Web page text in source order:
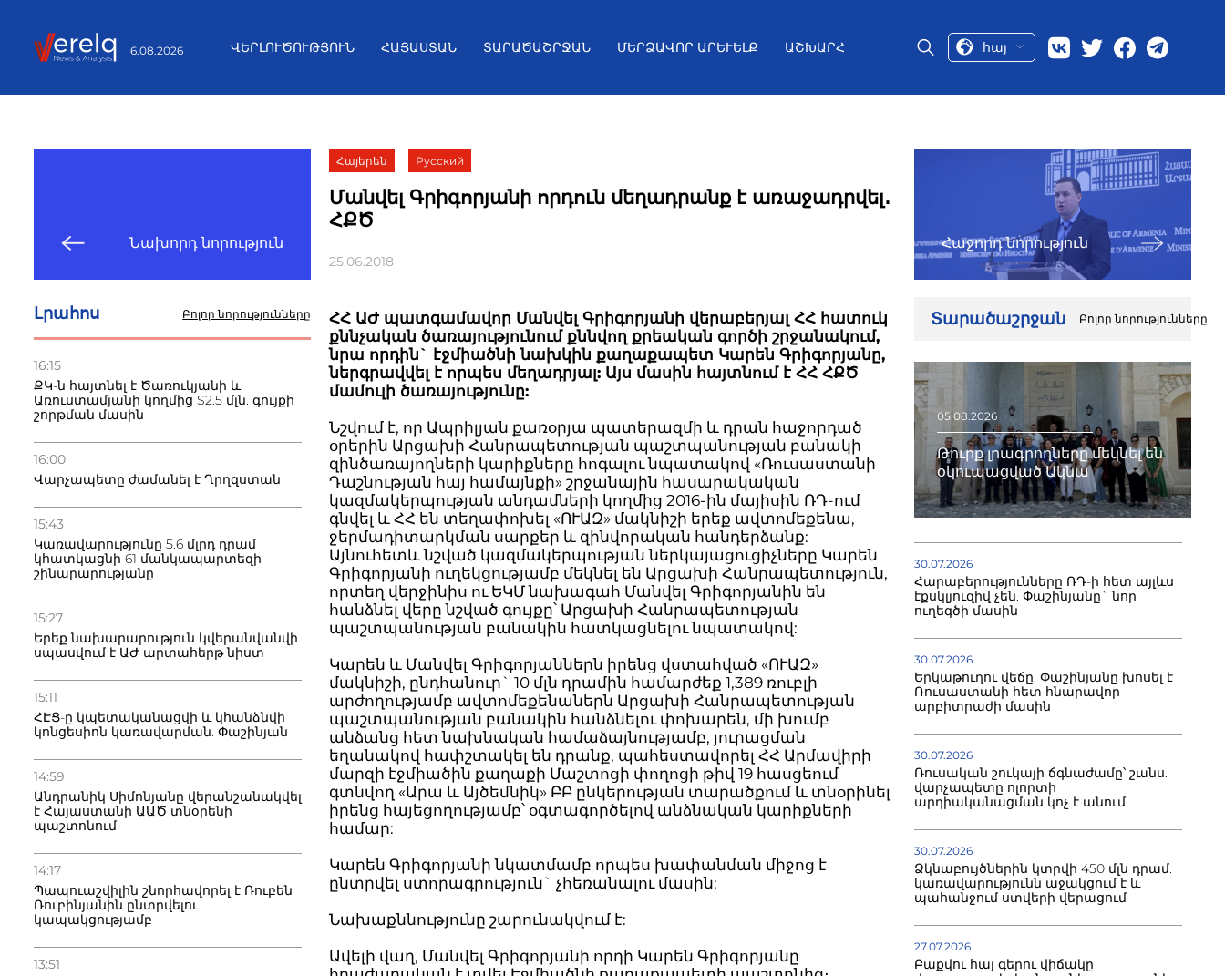
6.08.2026 ՎԵՐԼՈՒԾՈՒԹՅՈՒՆ ՀԱՅԱՍՏԱՆ ՏԱՐԱԾԱՇՐՋԱՆ ՄԵՐՁԱՎՈՐ ԱՐԵՒԵԼՔ ԱՇԽԱՐՀ հայ
Նախորդ նորություն
Լրահոս Բոլոր նորությունները
16:15
ՔԿ-ն հայտնել է Ծառուկյանի և
Առուստամյանի կողմից $2.5 մլն. գույքի
շորթման մասին
16:00
Վարչապետը ժամանել է Ղրղզստան
15:43
Կառավարությունը 5.6 մլրդ դրամ
կհատկացնի 61 մանկապարտեզի
շինարարությանը
15:27
Երեք նախարարություն կվերանվանվի.
սպասվում է ԱԺ արտահերթ նիստ
15:11
ՀԷՑ-ը կպետականացվի և կհանձնվի
կոնցեսիոն կառավարման. Փաշինյան
14:59
Անդրանիկ Սիմոնյանը վերանշանակվել
է Հայաստանի ԱԱԾ տնօրենի
պաշտոնում
14:17
Պապուաշվիլին շնորհավորել է Ռուբեն
Ռուբինյանին ընտրվելու
կապակցությամբ
13:51
Հայերեն Русский
Մանվել Գրիգորյանի որդուն մեղադրանք է առաջադրվել․
ՀՔԾ
25.06.2018
ՀՀ ԱԺ պատգամավոր Մանվել Գրիգորյանի վերաբերյալ ՀՀ հատուկ
քննչական ծառայությունում քննվող քրեական գործի շրջանակում,
նրա որդին` էջմիածնի նախկին քաղաքապետ Կարեն Գրիգորյանը,
ներգրավվել է որպես մեղադրյալ: Այս մասին հայտնում է ՀՀ ՀՔԾ
մամուլի ծառայությունը:
Նշվում է, որ Ապրիլյան քառօրյա պատերազմի և դրան հաջորդած
օրերին Արցախի Հանրապետության պաշտպանության բանակի
զինծառայողների կարիքները հոգալու նպատակով «Ռուսաստանի
Դաշնության հայ համայնքի» շրջանային հասարակական
կազմակերպության անդամների կողմից 2016-ին մայիսին ՌԴ-ում
գնվել և ՀՀ են տեղափոխել «ՈՒԱԶ» մակնիշի երեք ավտոմեքենա,
ջերմադիտարկման սարքեր և զինվորական հանդերձանք:
Այնուհետև նշված կազմակերպության ներկայացուցիչները Կարեն
Գրիգորյանի ուղեկցությամբ մեկնել են Արցախի Հանրապետություն,
որտեղ վերջինիս ու ԵԿՄ նախագահ Մանվել Գրիգորյանին են
հանձնել վերը նշված գույքը՝ Արցախի Հանրապետության
պաշտպանության բանակին հատկացնելու նպատակով:
Կարեն և Մանվել Գրիգորյաններն իրենց վստահված «ՈՒԱԶ»
մակնիշի, ընդհանուր` 10 մլն դրամին համարժեք 1,389 ռուբլի
արժողությամբ ավտոմեքենաներն Արցախի Հանրապետության
պաշտպանության բանակին հանձնելու փոխարեն, մի խումբ
անձանց հետ նախնական համաձայնությամբ, յուրացման
եղանակով հափշտակել են դրանք, պահեստավորել ՀՀ Արմավիրի
մարզի էջմիածին քաղաքի Մաշտոցի փողոցի թիվ 19 հասցեում
գտնվող «Արա և Այծեմնիկ» ԲԲ ընկերության տարածքում և տնօրինել
իրենց հայեցողությամբ՝ օգտագործելով անձնական կարիքների
համար:
Կարեն Գրիգորյանի նկատմամբ որպես խափանման միջոց է
ընտրվել ստորագրություն` չհեռանալու մասին:
Նախաքննությունը շարունակվում է:
Ավելի վաղ, Մանվել Գրիգորյանի որդի Կարեն Գրիգորյանը
Հաջորդ նորություն
Տարածաշրջան Բոլոր նորությունները
05.08.2026
Թուրք լրագրողները մեկնել են
օկուպացված Ակնա
30.07.2026
Հարաբերությունները ՌԴ-ի հետ այլևս
էքսկլյուզիվ չեն. Փաշինյանը` նոր
ուղեգծի մասին
30.07.2026
Երկաթուղու վեճը. Փաշինյանը խոսել է
Ռուսաստանի հետ հնարավոր
արբիտրաժի մասին
30.07.2026
Ռուսական շուկայի ճգնաժամը՝ շանս.
վարչապետը ոլորտի
արդիականացման կոչ է անում
30.07.2026
Ձկնաբույծներին կտրվի 450 մլն դրամ.
կառավարությունն աջակցում է և
պահանջում ստվերի վերացում
27.07.2026
Բաքվու հայ գերու վիճակը